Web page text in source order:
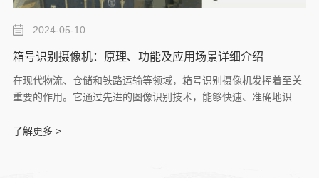
2024-05-10
箱号识别摄像机：原理、功能及应用场景详细介绍
在现代物流、仓储和铁路运输等领域，箱号识别摄像机发挥着至关
重要的作用。它通过先进的图像识别技术，能够快速、准确地识别
流管理的效率和准确性。孚为将详细介绍箱号识别摄像机的原理、
了解更多 >